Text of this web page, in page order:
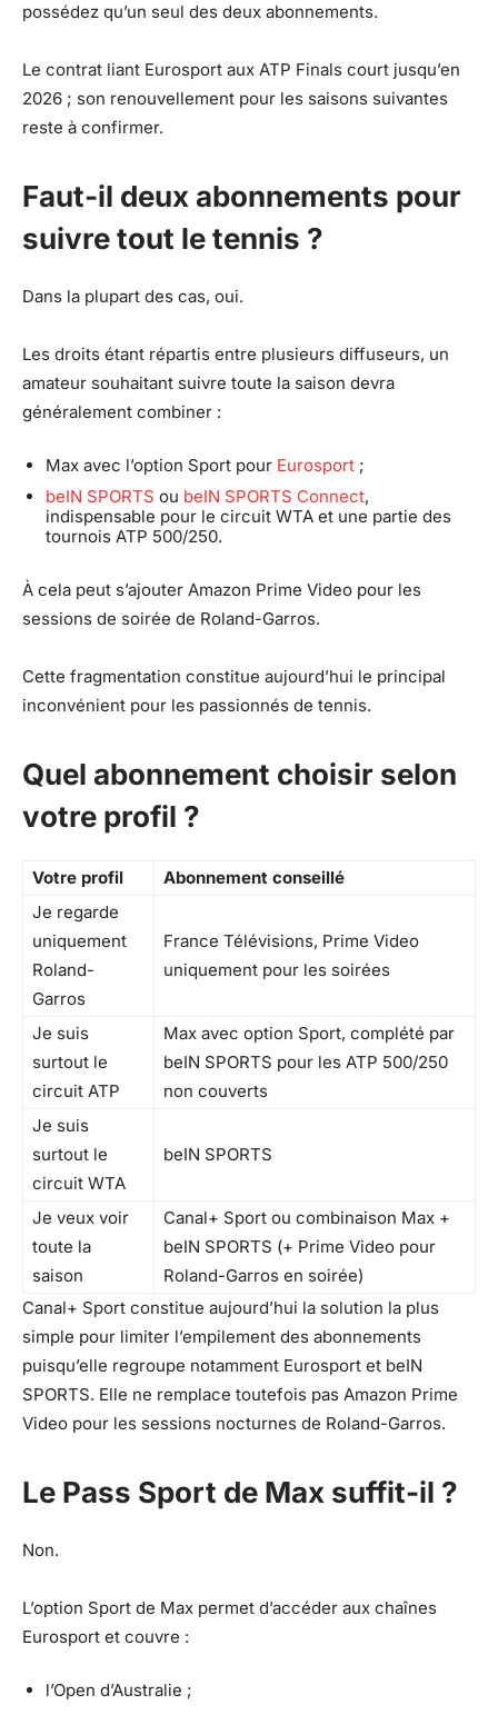
possédez qu’un seul des deux abonnements.
Le contrat liant Eurosport aux ATP Finals court jusqu’en
2026 ; son renouvellement pour les saisons suivantes
reste à confirmer.
Faut-il deux abonnements pour
suivre tout le tennis ?
Dans la plupart des cas, oui.
Les droits étant répartis entre plusieurs diffuseurs, un
amateur souhaitant suivre toute la saison devra
généralement combiner :
Max avec l’option Sport pour Eurosport ;
beIN SPORTS ou beIN SPORTS Connect,
indispensable pour le circuit WTA et une partie des
tournois ATP 500/250.
À cela peut s’ajouter Amazon Prime Video pour les
sessions de soirée de Roland-Garros.
Cette fragmentation constitue aujourd’hui le principal
inconvénient pour les passionnés de tennis.
Quel abonnement choisir selon
votre profil ?
Votre profil
Abonnement conseillé
Je regarde
uniquement
Roland-
Garros
France Télévisions, Prime Video
uniquement pour les soirées
Je suis
surtout le
circuit ATP
Max avec option Sport, complété par
beIN SPORTS pour les ATP 500/250
non couverts
Je suis
surtout le
circuit WTA
beIN SPORTS
Je veux voir
toute la
saison
Canal+ Sport ou combinaison Max +
beIN SPORTS (+ Prime Video pour
Roland-Garros en soirée)
Canal+ Sport constitue aujourd’hui la solution la plus
simple pour limiter l’empilement des abonnements
puisqu’elle regroupe notamment Eurosport et beIN
SPORTS. Elle ne remplace toutefois pas Amazon Prime
Video pour les sessions nocturnes de Roland-Garros.
Le Pass Sport de Max suffit-il ?
Non.
L’option Sport de Max permet d’accéder aux chaînes
Eurosport et couvre :
l’Open d’Australie ;